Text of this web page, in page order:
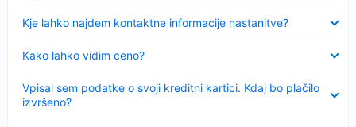
Kje lahko najdem kontaktne informacije nastanitve?
Kako lahko vidim ceno?
Vpisal sem podatke o svoji kreditni kartici. Kdaj bo plačilo
izvršeno?